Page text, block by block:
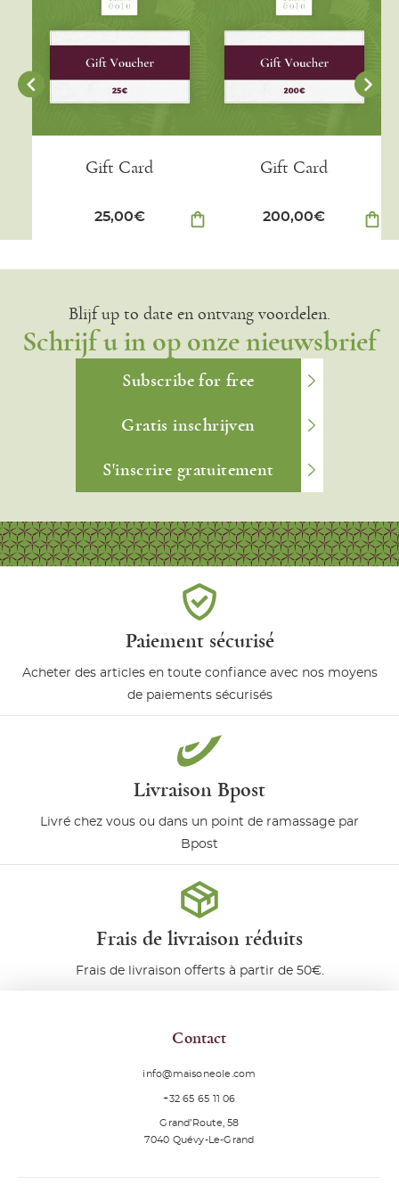
Gift Card
25,00€ shopping_bag
Gift Card
200,00€ shopping_bag
Blijf up to date en ontvang voordelen.
Schrijf u in op onze nieuwsbrief
Subscribe for free
Gratis inschrijven
S'inscrire gratuitement
Paiement sécurisé
Acheter des articles en toute confiance avec nos moyens
de paiements sécurisés
Livraison Bpost
Livré chez vous ou dans un point de ramassage par
Bpost
Frais de livraison réduits
Frais de livraison offerts à partir de 50€.
Contact
info@maisoneole.com
+32 65 65 11 06
Grand’Route, 58
7040 Quévy-Le-Grand